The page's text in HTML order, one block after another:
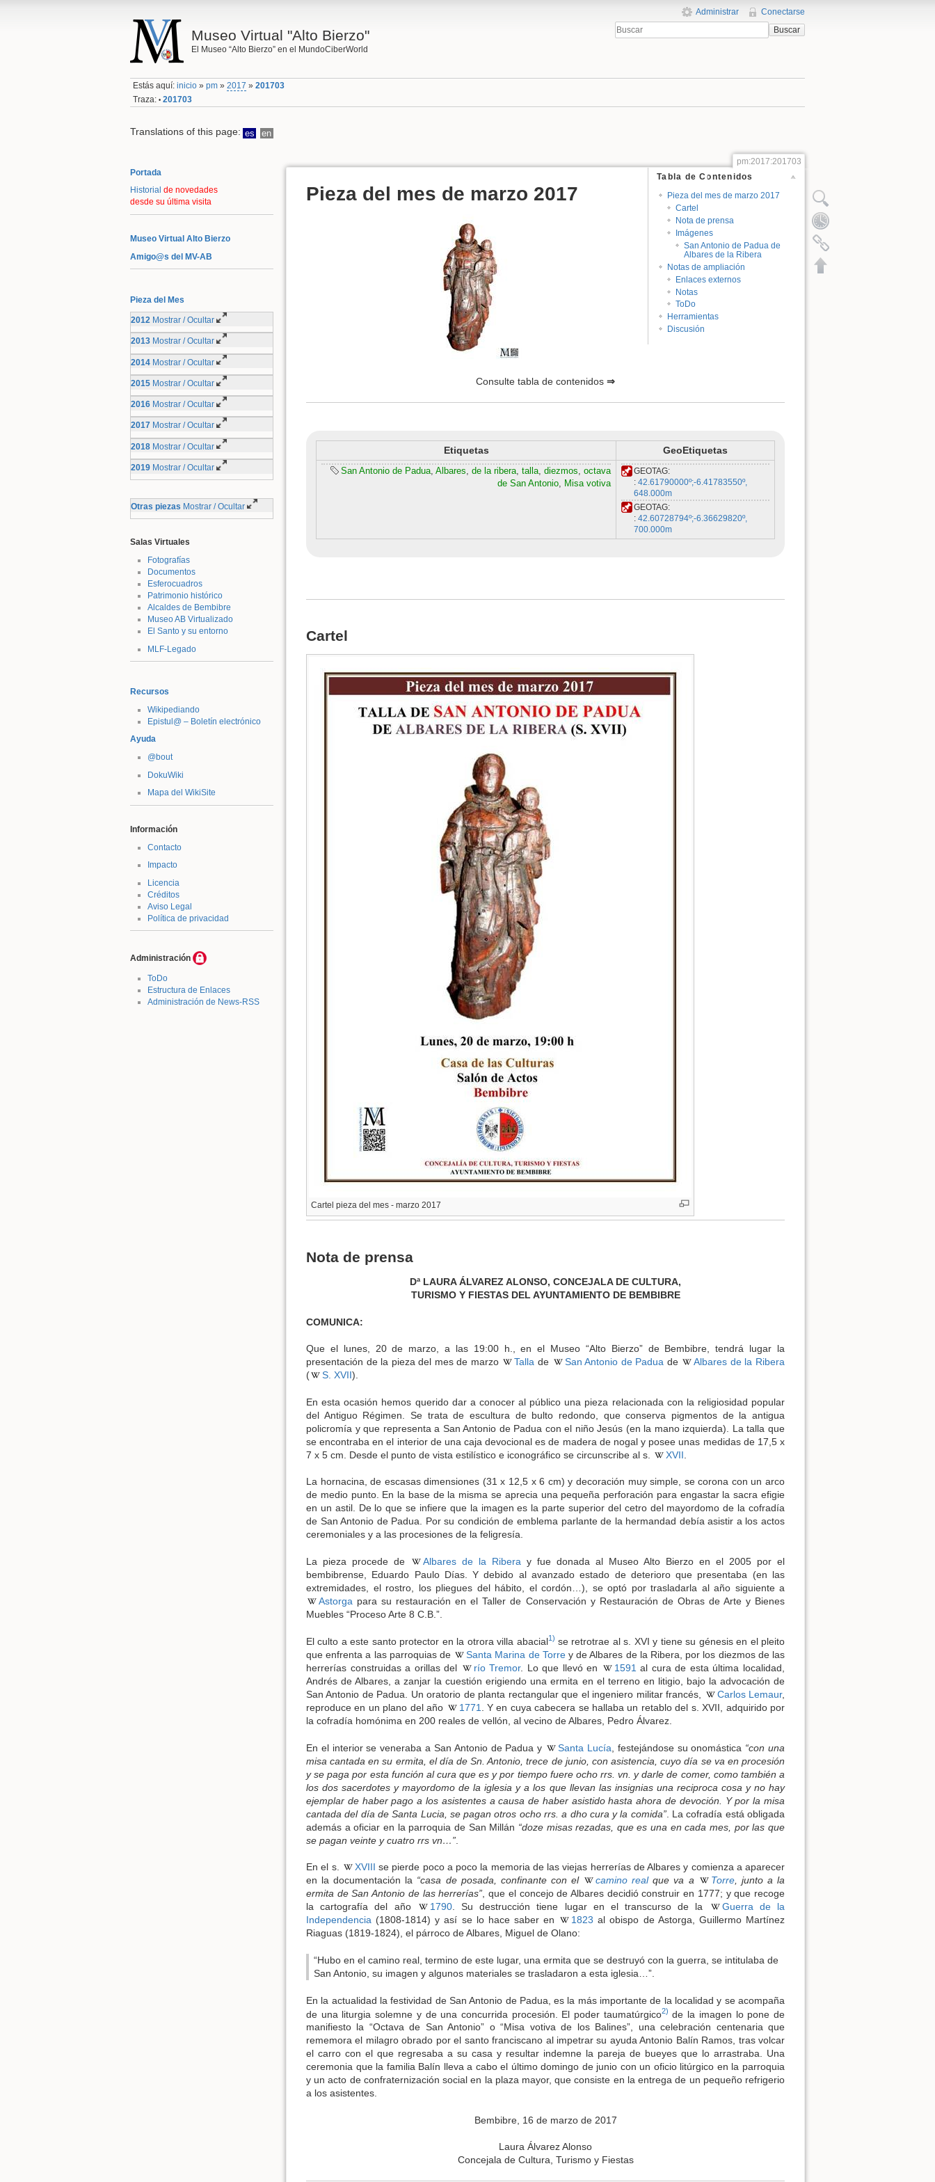
Museo Virtual "Alto Bierzo"
El Museo “Alto Bierzo” en el MundoCiberWorld
Administrar
Conectarse
Buscar
Estás aquí:inicio »pm »2017 »201703
Traza: • 201703
es en
Translations of this page:
Portada
Historial de novedades
desde su última visita
Museo Virtual Alto Bierzo
Amigo@s del MV-AB
Pieza del Mes
2012 Mostrar / Ocultar
2013 Mostrar / Ocultar
2014 Mostrar / Ocultar
2015 Mostrar / Ocultar
2016 Mostrar / Ocultar
2017 Mostrar / Ocultar
2018 Mostrar / Ocultar
2019 Mostrar / Ocultar
Otras piezas Mostrar / Ocultar
Salas Virtuales
Fotografías
Documentos
Esferocuadros
Patrimonio histórico
Alcaldes de Bembibre
Museo AB Virtualizado
El Santo y su entorno
MLF-Legado
Recursos
Wikipediando
Epistul@ – Boletín electrónico
Ayuda
@bout
DokuWiki
Mapa del WikiSite
Información
Contacto
Impacto
Licencia
Créditos
Aviso Legal
Política de privacidad
Administración
ToDo
Estructura de Enlaces
Administración de News-RSS
pm:2017:201703
Tabla de Contenidos
Pieza del mes de marzo 2017
Cartel
Nota de prensa
Imágenes
San Antonio de Padua de
Albares de la Ribera
Notas de ampliación
Enlaces externos
Notas
ToDo
Herramientas
Discusión
Pieza del mes de marzo 2017
Consulte tabla de contenidos ⇒
Etiquetas GeoEtiquetas
San Antonio de Padua Albares de la ribera talla diezmos octava
de San Antonio Misa votiva
GEOTAG:
: 42.61790000º;-6.41783550º,
648.000m
GEOTAG:
: 42.60728794º;-6.36629820º,
700.000m
Cartel
Cartel pieza del mes - marzo 2017
Nota de prensa
Dª LAURA ÁLVAREZ ALONSO, CONCEJALA DE CULTURA,
TURISMO Y FIESTAS DEL AYUNTAMIENTO DE BEMBIBRE
COMUNICA:
Que el lunes, 20 de marzo, a las 19:00 h., en el Museo “Alto Bierzo” de Bembibre, tendrá lugar la
presentación de la pieza del mes de marzo
Talla de San Antonio de Padua de
Albares de la Ribera
(
S. XVII).
En esta ocasión hemos querido dar a conocer al público una pieza relacionada con la religiosidad popular
del Antiguo Régimen. Se trata de escultura de bulto redondo, que conserva pigmentos de la antigua
policromía y que representa a San Antonio de Padua con el niño Jesús (en la mano izquierda). La talla que
se encontraba en el interior de una caja devocional es de madera de nogal y posee unas medidas de 17,5 x
7 x 5 cm. Desde el punto de vista estilístico e iconográfico se circunscribe al s.
XVII
La hornacina, de escasas dimensiones (31 x 12,5 x 6 cm) y decoración muy simple, se corona con un arco
de medio punto. En la base de la misma se aprecia una pequeña perforación para engastar la sacra efigie
en un astil. De lo que se infiere que la imagen es la parte superior del cetro del mayordomo de la cofradía
de San Antonio de Padua. Por su condición de emblema parlante de la hermandad debía asistir a los actos
ceremoniales y a las procesiones de la feligresía.
La pieza procede de Albares de la Ribera y fue donada al Museo Alto Bierzo en el 2005 por el
bembibrense, Eduardo Paulo Días. Y debido al avanzado estado de deterioro que presentaba (en las
extremidades, el rostro, los pliegues del hábito, el cordón…), se optó por trasladarla al año siguiente a
Astorga para su restauración en el Taller de Conservación y Restauración de Obras de Arte y Bienes
Muebles “Proceso Arte 8 C.B.”.
El culto a este santo protector en la otrora villa abacial1) se retrotrae al s. XVI y tiene su génesis en el pleito
que enfrenta a las parroquias de
Santa Marina de Torrey de Albares de la Ribera, por los diezmos de las
herrerías construidas a orillas del
río Tremor. Lo que llevó en 1591 al cura de esta última localidad,
Andrés de Albares, a zanjar la cuestión erigiendo una ermita en el terreno en litigio, bajo la advocación de
San Antonio de Padua. Un oratorio de planta rectangular que el ingeniero militar francés,
Carlos Lemaur,
reproduce en un plano del año
1771
. Y en cuya cabecera se hallaba un retablo del s. XVII, adquirido por
la cofradía homónima en 200 reales de vellón, al vecino de Albares, Pedro Álvarez.
En el interior se veneraba a San Antonio de Padua y Santa Lucía , festejándose su onomástica “con una
misa cantada en su ermita, el día de Sn. Antonio, trece de junio, con asistencia, cuyo día se va en procesión
y se paga por esta función al cura que es y por tiempo fuere ocho rrs. vn. y darle de comer, como también a
los dos sacerdotes y mayordomo de la iglesia y a los que llevan las insignias una reciproca cosa y no hay
ejemplar de haber pago a los asistentes a causa de haber asistido hasta ahora de devoción. Y por la misa
cantada del día de Santa Lucia, se pagan otros ocho rrs. a dho cura y la comida”. La cofradía está obligada
además a oficiar en la parroquia de San Millán “doze misas rezadas, que es una en cada mes, por las que
se pagan veinte y cuatro rrs vn…”
En el s. XVIII se pierde poco a poco la memoria de las viejas herrerías de Albares y comienza a aparecer
en la documentación la “casa de posada, confinante con el camino realque va a Torre, junto a la
ermita de San Antonio de las herrerías”, que el concejo de Albares decidió construir en 1777; y que recoge
la cartografía del año
1790. Su destrucción tiene lugar en el transcurso de la
Guerra de la
Independencia (1808-1814) y así se lo hace saber en 1823 al obispo de Astorga, Guillermo Martínez
Riaguas (1819-1824), el párroco de Albares, Miguel de Olano:
“Hubo en el camino real, termino de este lugar, una ermita que se destruyó con la guerra, se intitulaba de
San Antonio, su imagen y algunos materiales se trasladaron a esta iglesia…”.
En la actualidad la festividad de San Antonio de Padua, es la más importante de la localidad y se acompaña
de una liturgia solemne y de una concurrida procesión. El poder taumatúrgico2) de la imagen lo pone de
manifiesto la “Octava de San Antonio” o “Misa votiva de los Balines”, una celebración centenaria que
rememora el milagro obrado por el santo franciscano al impetrar su ayuda Antonio Balín Ramos, tras volcar
el carro con el que regresaba a su casa y resultar indemne la pareja de bueyes que lo arrastraba. Una
ceremonia que la familia Balín lleva a cabo el último domingo de junio con un oficio litúrgico en la parroquia
y un acto de confraternización social en la plaza mayor, que consiste en la entrega de un pequeño refrigerio
a los asistentes.
Bembibre, 16 de marzo de 2017
Laura Álvarez Alonso
Concejala de Cultura, Turismo y Fiestas